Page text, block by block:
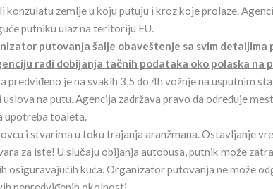
konzulatu zemlje u koju putuju i kroz koje prolaze.
putniku ulaz na teritoriju EU.
putovanja šalje obaveštenje sa svim detaljima
radi dobijanja tačnih podataka oko polaska na
predviđeno je na svakih 3,5 do 4h vožnje na usputnim
na putu. Agencija zadržava pravo da određuje
upotreba toaleta.
i stvarima u toku trajanja aranžmana. Ostavljanje
za iste! U slučaju obijanja autobusa, putnik može
osiguravajućih kuća. Organizator putovanja ne može